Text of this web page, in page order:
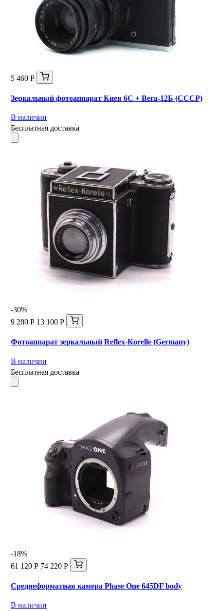
5 460 Р
Зеркальный фотоаппарат Киев 6С + Вега-12Б (СССР)
В наличии
Бесплатная доставка
-30%
9 280 Р 13 100 Р
Фотоаппарат зеркальный Reflex-Korelle (Germany)
В наличии
Бесплатная доставка
-18%
61 120 Р 74 220 Р
Среднеформатная камера Phase One 645DF body
В наличии